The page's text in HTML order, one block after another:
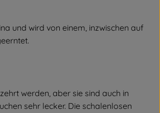
und wird von einem, inzwischen auf
werden, aber sie sind auch in
sehr lecker. Die schalenlosen